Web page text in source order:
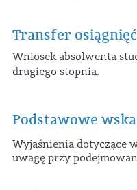
Transfer
Wniosek absolwenta
drugiego stopnia.
Podstawowe
Wyjaśnienia dotyczące
uwagę przy